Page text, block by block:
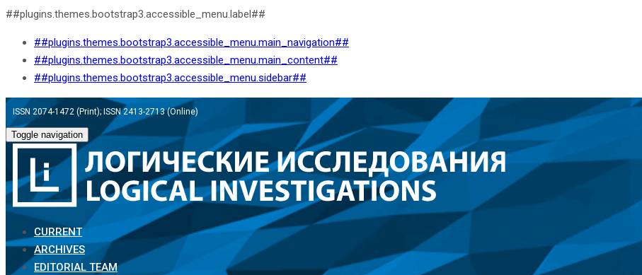
##plugins.themes.bootstrap3.accessible_menu.label##
##plugins.themes.bootstrap3.accessible_menu.main_navigation##
##plugins.themes.bootstrap3.accessible_menu.main_content##
##plugins.themes.bootstrap3.accessible_menu.sidebar##
ISSN 2074-1472 (Print); ISSN 2413-2713 (Online)
Toggle navigation
CURRENT
ARCHIVES
EDITORIAL TEAM